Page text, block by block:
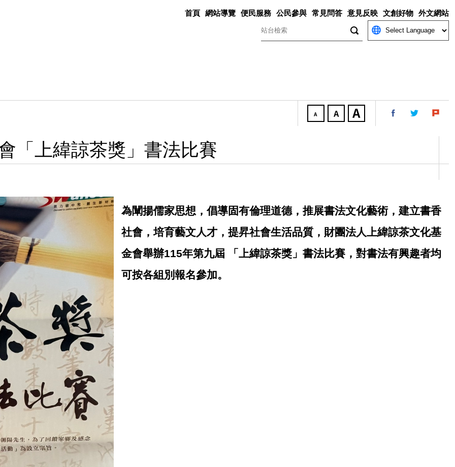
首頁 網站導覽 便民服務 公民參與 常見問答 意見反映 文創好物 外文網站
「上緯諒茶獎」書法比賽
為闡揚儒家思想，倡導固有倫理道德，推展書法文化藝術，建立書香
社會，培育藝文人才，提昇社會生活品質，財團法人上緯諒茶文化基
金會舉辦115年第九屆 「上緯諒茶獎」書法比賽，對書法有興趣者均
可按各組別報名參加。